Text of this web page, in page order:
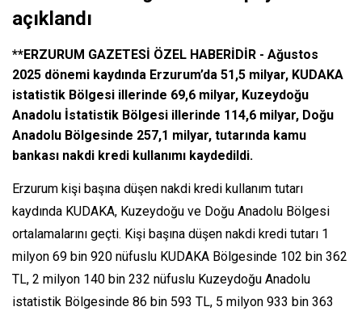
açıklandı
**ERZURUM GAZETESİ ÖZEL HABERİDİR - Ağustos
2025 dönemi kaydında Erzurum’da 51,5 milyar, KUDAKA
istatistik Bölgesi illerinde 69,6 milyar, Kuzeydoğu
Anadolu İstatistik Bölgesi illerinde 114,6 milyar, Doğu
Anadolu Bölgesinde 257,1 milyar, tutarında kamu
bankası nakdi kredi kullanımı kaydedildi.
Erzurum kişi başına düşen nakdi kredi kullanım tutarı
kaydında KUDAKA, Kuzeydoğu ve Doğu Anadolu Bölgesi
ortalamalarını geçti. Kişi başına düşen nakdi kredi tutarı 1
milyon 69 bin 920 nüfuslu KUDAKA Bölgesinde 102 bin 362
TL, 2 milyon 140 bin 232 nüfuslu Kuzeydoğu Anadolu
istatistik Bölgesinde 86 bin 593 TL, 5 milyon 933 bin 363